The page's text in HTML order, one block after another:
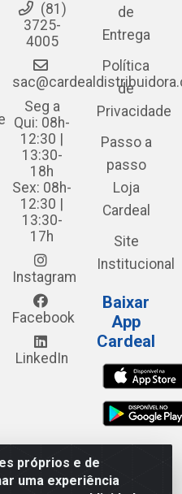
próprios e de
uma experiência
(81)
3725-
4005
Seg a
Qui: 08h-
12:30 |
13:30-
18h
Sex: 08h-
12:30 |
13:30-
17h
Instagram
Facebook
LinkedIn
de
Entrega
Política
de
Privacidade
Passo a
passo
Loja
Cardeal
Site
Institucional
Baixar
App
Cardeal
Alto do Moura, 582 - Alto
55.040-120 - CNPJ